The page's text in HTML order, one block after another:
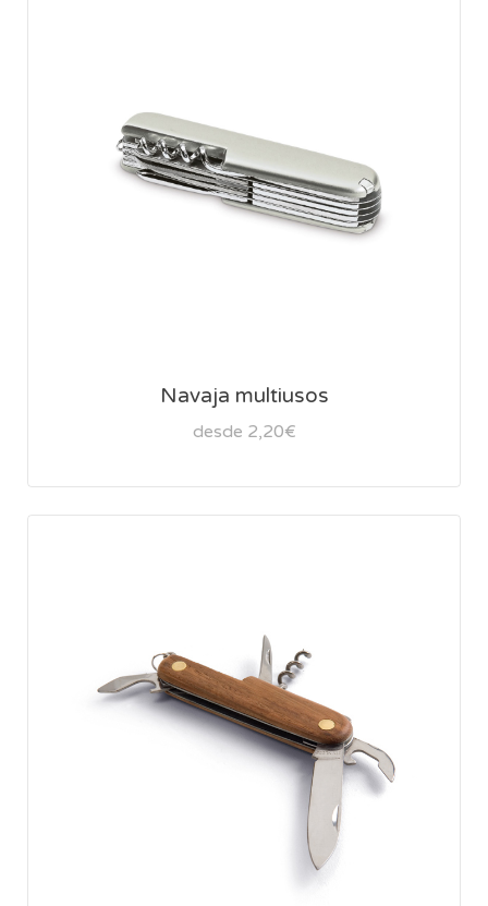
Navaja multiusos
desde 2,20€